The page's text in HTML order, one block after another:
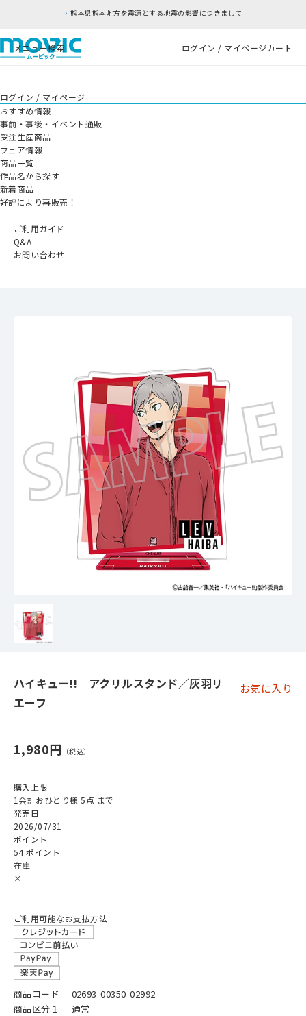
熊本県熊本地方を震源とする地震の影響につきまして
メニュー検索 ログイン / マイページカート
ログイン / マイページ
おすすめ情報
事前・事後・イベント通販
受注生産商品
フェア情報
商品一覧
作品名から探す
新着商品
好評により再販売！
ご利用ガイド
Q&A
お問い合わせ
ハイキュー!! アクリルスタンド／灰羽リ
エーフ
お気に入り
1,980円
購入上限
1会計おひとり様 5点 まで
発売日
2026/07/31
ポイント
54 ポイント
在庫
×
ご利用可能なお支払方法
商品コード
02693-00350-02992
商品区分１
通常